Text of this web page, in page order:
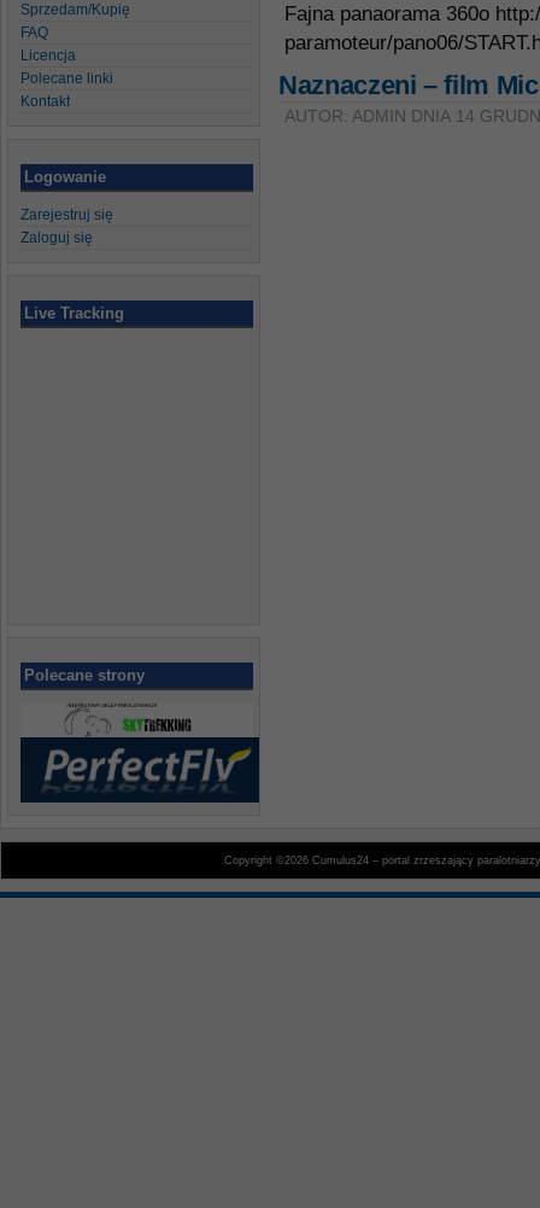
Sprzedam/Kupię
FAQ
Licencja
Polecane linki
Kontakt
Logowanie
Zarejestruj się
Zaloguj się
Live Tracking
Polecane strony
Fajna panaorama 360o
paramoteur/pano06/
Naznaczeni – film
AUTOR: ADMIN DNIA 14
Copyright ©2026 Cumulus24 – portal zrzeszający